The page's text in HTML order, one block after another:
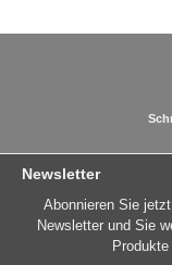
Newsletter
Abonnieren Sie
Newsletter und Sie
Produkte